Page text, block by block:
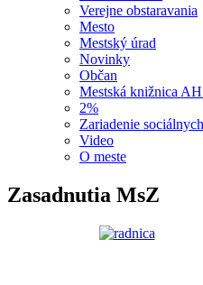
Verejne obstaravania
Mesto
Mestský úrad
Novinky
Občan
Mestská knižnica
2%
Zariadenie
Video
O meste
Zasadnutia MsZ